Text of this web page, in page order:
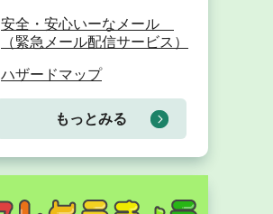
安全・安心いーなメール
（緊急メール配信サービス）
ハザードマップ
もっとみる